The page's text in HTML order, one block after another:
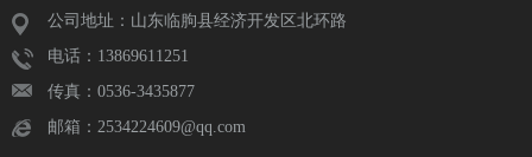
公司地址：山东临朐县经济开发区北环路
电话：13869611251
传真：0536-3435877
邮箱：2534224609@qq.com